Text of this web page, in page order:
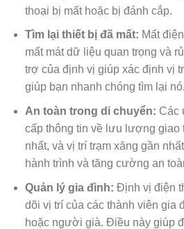
thoại bị mất hoặc bị đánh cắp.
Tìm lại thiết bị đã mất: Mất
mất mát dữ liệu quan trọng và
trợ của định vị giúp xác định vị
giúp bạn nhanh chóng tìm lại nó.
An toàn trong di chuyển: Các
cấp thông tin về lưu lượng giao
nhất, và vị trí trạm xăng gần
hành trình và tăng cường an
Quản lý gia đình: Định vị điện
dõi vị trí của các thành viên gia
hoặc người già. Điều này giúp